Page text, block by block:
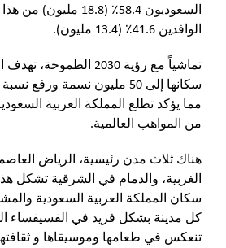
السعوديون 58.4٪ (18.8
الوافدين 41.6٪ (13.4 مليون).
تماشياً مع رؤية 2030
مما يؤكد تطلع المملكة العربية
من المواهب العالمية.
هناك ثلاث مدن رئيسية، الرياض
الغربية، والدمام في الشرقية تشكل
سكان المملكة العربية السعودية
كل مدينة بشكل فريد في الفسيفساء
تنعكس في طعامها وموسيقاها و